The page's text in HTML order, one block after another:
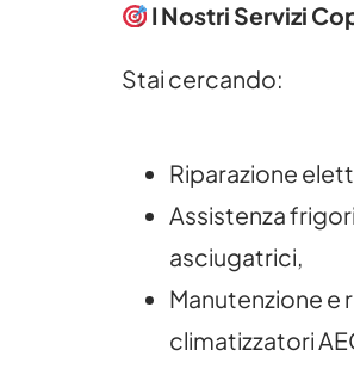
I Nostri Servizi
Stai cercando:
Riparazione
Assistenza
asciugatrici,
Manutenzione e
climatizzatori